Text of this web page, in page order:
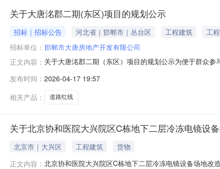
关于大唐洺郡二期(东区)项目的规划公示
招标｜招标公告 河北省｜邯郸市｜丛台区 工程建筑
工程
招标单位： 邯郸市大唐房地产开发有限公司
正文内容： 关于大唐洺郡二期（东区）项目的规划公示为便于群众
名称大唐洺郡二期（东区）项目建设位置新洺路西侧、
月26日附：建设
发布时间： 2026-04-17 19:57
相关产品：
道路红线
关于北京协和医院大兴院区C栋地下二层冷冻电镜设
北京市｜大兴区 工程建筑
货物
正文内容： 北京协和医院大兴院区C栋地下二层冷冻电镜设备场地